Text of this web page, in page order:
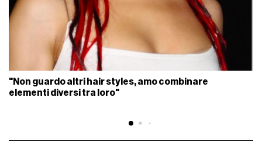
"Non guardo altri hair styles, amo combinare
elementi diversi tra loro"